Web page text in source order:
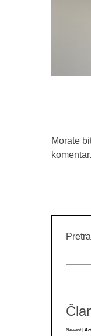
Morate
komentar.
Newest |